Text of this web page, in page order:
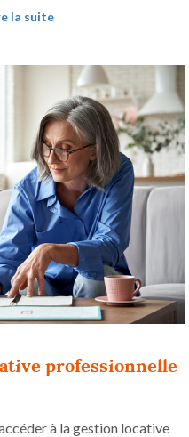
la suite
professionnelle
à la gestion locative